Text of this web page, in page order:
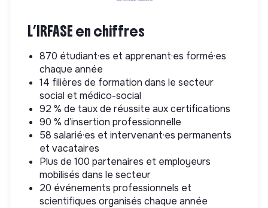
L’IRFASE en chiffres
870 étudiant·es et apprenant·es formé·es
chaque année
14 filières de formation dans le secteur
social et médico-social
92 % de taux de réussite aux certifications
90 % d’insertion professionnelle
58 salarié·es et intervenant·es permanents
et vacataires
Plus de 100 partenaires et employeurs
mobilisés dans le secteur
20 événements professionnels et
scientifiques organisés chaque année